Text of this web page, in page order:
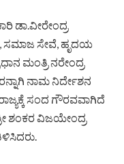
ಡಾ.ವೀರೇಂದ್ರ
ಸಮಾಜ ಸೇವೆ, ಹೃದಯ
ಮಂತ್ರಿ ನರೇಂದ್ರ
ನಾಮ ನಿರ್ದೇಶನ
ಸಂದ ಗೌರವವಾಗಿದೆ
ಶಂಕರ ವಿಜಯೇಂದ್ರ